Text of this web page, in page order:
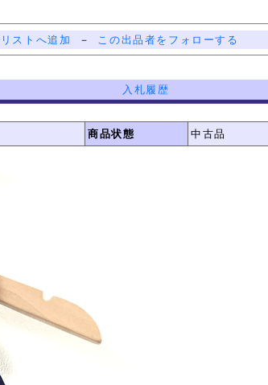
ストへ追加 － この出品者をフォローする
入札履歴
商品状態 中古品